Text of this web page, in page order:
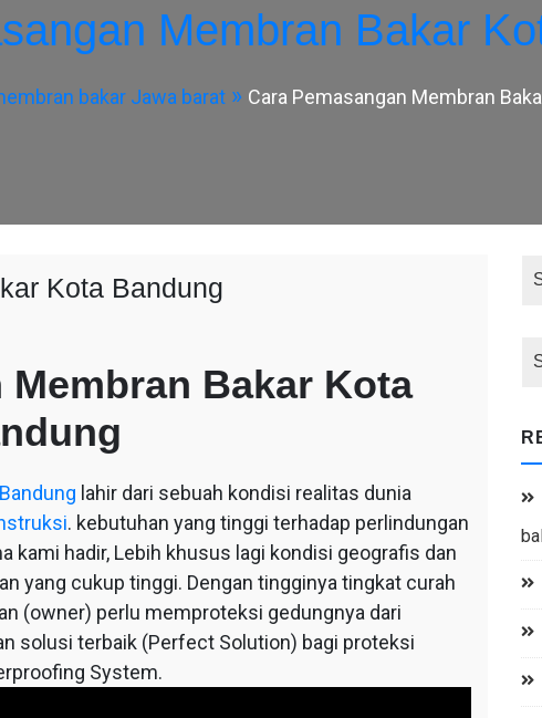
Membran Bakar
bakar Jawa barat Cara Pemasangan Membran
Kota Bandung
Membran Bakar Kota
lahir dari sebuah kondisi realitas dunia
. kebutuhan yang tinggi terhadap perlindungan
kami hadir, Lebih khusus lagi kondisi geografis dan
yang cukup tinggi. Dengan tingginya tingkat curah
(owner) perlu memproteksi gedungnya dari
solusi terbaik (Perfect Solution) bagi proteksi
System.